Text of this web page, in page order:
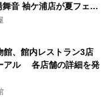
音 袖ケ浦店が夏フェア
館、館内レストラン3店
アル 各店舗の詳細を発